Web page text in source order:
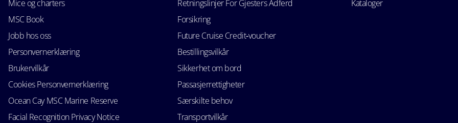
Mice og charters
MSC Book
Jobb hos oss
Personvernerklæring
Brukervilkår
Cookies Personvernerklæring
Ocean Cay MSC Marine Reserve
Facial Recognition Privacy Notice
Retningslinjer For Gjesters Adferd
Forsikring
Future Cruise Credit‑voucher
Bestillingsvilkår
Sikkerhet om bord
Passasjerrettigheter
Særskilte behov
Transportvilkår
Kataloger